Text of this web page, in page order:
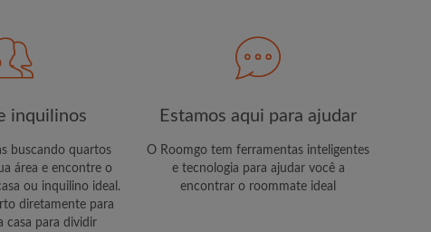
inquilinos
buscando quartos
área e encontre o
ou inquilino ideal.
diretamente para
casa para dividir
Estamos aqui para ajudar
O Roomgo tem ferramentas inteligentes
e tecnologia para ajudar você a
encontrar o roommate ideal